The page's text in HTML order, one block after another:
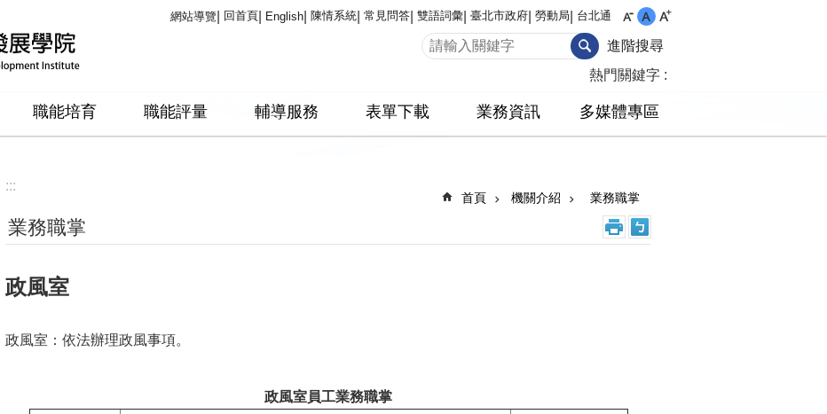
網站導覽 回首頁 English 陳情系統 常見問答 雙語詞彙 臺北市政府 勞動局 台北通
進階搜尋
熱門關鍵字
職能培育 職能評量 輔導服務 表單下載 業務資訊 多媒體專區
:::
首頁 機關介紹 業務職掌
業務職掌
政風室
政風室：依法辦理政風事項。
政風室員工業務職掌